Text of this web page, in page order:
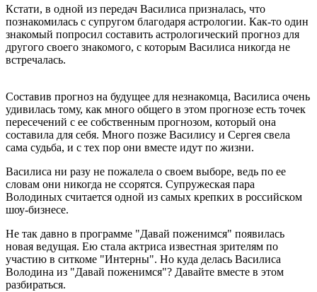
Кстати, в одной из передач Василиса призналась, что
познакомилась с супругом благодаря астрологии. Как-то один
знакомый попросил составить астрологический прогноз для
другого своего знакомого, с которым Василиса никогда не
встречалась.
Составив прогноз на будущее для незнакомца, Василиса очень
удивилась тому, как много общего в этом прогнозе есть точек
пересечений с ее собственным прогнозом, который она
составила для себя. Много позже Василису и Сергея свела
сама судьба, и с тех пор они вместе идут по жизни.
Василиса ни разу не пожалела о своем выборе, ведь по ее
словам они никогда не ссорятся. Супружеская пара
Володиных считается одной из самых крепких в российском
шоу-бизнесе.
Не так давно в программе "Давай поженимся" появилась
новая ведущая. Ею стала актриса известная зрителям по
участию в ситкоме "Интерны". Но куда делась Василиса
Володина из "Давай поженимся"? Давайте вместе в этом
разбираться.